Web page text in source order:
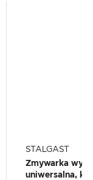
STALGAST
Zmywarka
uniwersalna,